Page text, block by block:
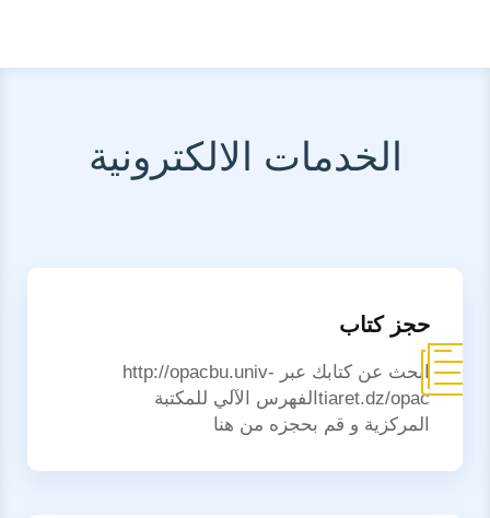
الخدمات الالكترونية
حجز كتاب
ابحث عن كتابك عبر http://opacbu.univ-
tiaret.dz/opacالفهرس الآلي للمكتبة
المركزية و قم بحجزه من هنا